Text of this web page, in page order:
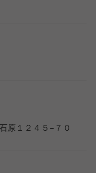
原１２４５−７０